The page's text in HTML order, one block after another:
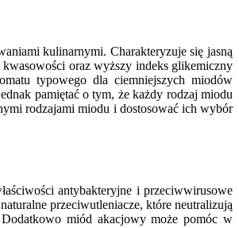
kulinarnymi. Charakteryzuje się jasną
oraz wyższy indeks glikemiczny
typowego dla ciemniejszych miodów
pamiętać o tym, że każdy rodzaj miodu
rodzajami miodu i dostosować ich wybór
antybakteryjne i przeciwwirusowe
przeciwutleniacze, które neutralizują
miód akacjowy może pomóc w